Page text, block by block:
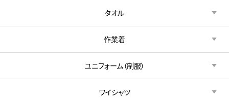
タオル
作業着
ユニフォーム（制服）
ワイシャツ